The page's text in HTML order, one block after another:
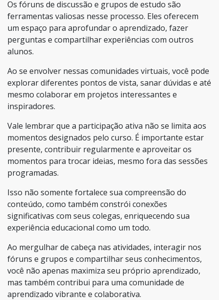
Os fóruns de discussão e grupos de estudo são
ferramentas valiosas nesse processo. Eles oferecem
um espaço para aprofundar o aprendizado, fazer
perguntas e compartilhar experiências com outros
alunos.
Ao se envolver nessas comunidades virtuais, você pode
explorar diferentes pontos de vista, sanar dúvidas e até
mesmo colaborar em projetos interessantes e
inspiradores.
Vale lembrar que a participação ativa não se limita aos
momentos designados pelo curso. É importante estar
presente, contribuir regularmente e aproveitar os
momentos para trocar ideias, mesmo fora das sessões
programadas.
Isso não somente fortalece sua compreensão do
conteúdo, como também constrói conexões
significativas com seus colegas, enriquecendo sua
experiência educacional como um todo.
Ao mergulhar de cabeça nas atividades, interagir nos
fóruns e grupos e compartilhar seus conhecimentos,
você não apenas maximiza seu próprio aprendizado,
mas também contribui para uma comunidade de
aprendizado vibrante e colaborativa.